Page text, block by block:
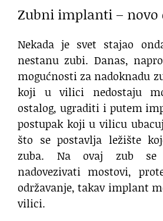
Zubni implanti – novo
Nekada je svet stajao
nestanu zubi. Danas,
mogućnosti za nadoknadu
koji u vilici nedostaju
ostalog, ugraditi i putem
postupak koji u vilicu
što se postavlja ležište
zuba. Na ovaj zub se
nadovezivati mostovi,
održavanje, takav implant
vilici.